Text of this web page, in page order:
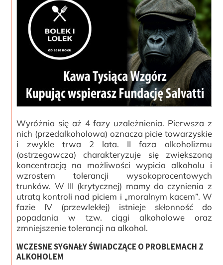
Wyróżnia się aż 4 fazy uzależnienia. Pierwsza z
nich (przedalkoholowa) oznacza picie towarzyskie
i zwykle trwa 2 lata. II faza alkoholizmu
(ostrzegawcza) charakteryzuje się zwiększoną
koncentracją na możliwości wypicia alkoholu i
wzrostem tolerancji wysokoprocentowych
trunków. W III (krytycznej) mamy do czynienia z
utratą kontroli nad piciem i „moralnym kacem”. W
fazie IV (przewlekłej) istnieje skłonność do
popadania w tzw. ciągi alkoholowe oraz
zmniejszenie tolerancji na alkohol.
WCZESNE SYGNAŁY ŚWIADCZĄCE O PROBLEMACH Z
ALKOHOLEM